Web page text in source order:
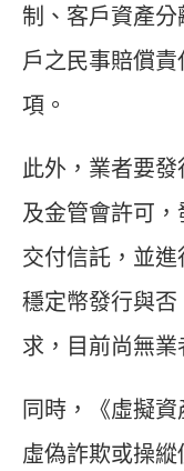
制、客戶資產
戶之民事賠償
項。
此外，業者要
及金管會許可
交付信託，並
穩定幣發行與
求，目前尚無業
同時，《虛擬
虛偽詐欺或操